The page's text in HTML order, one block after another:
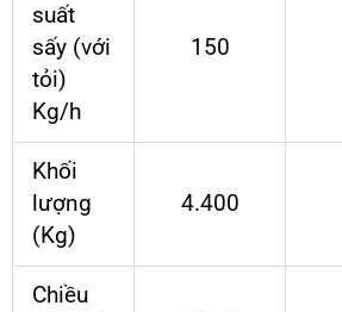
suất
sấy (với
tỏi)
Kg/h
150
Khối
lượng
(Kg)
4.400
Chiều